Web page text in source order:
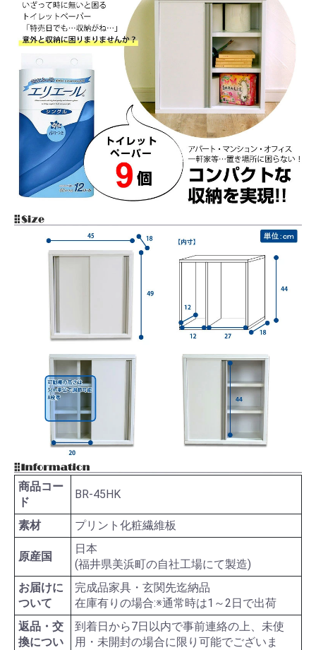
商品コー
ド
BR-45HK
素材 プリント化粧繊維板
原産国
日本
(福井県美浜町の自社工場にて製造)
お届けに
ついて
完成品家具・玄関先迄納品
在庫有りの場合:※通常時は1～2日で出荷
返品・交
換につい
到着日から7日以内で事前連絡の上、未使
用・未開封の場合に限り可能でございま